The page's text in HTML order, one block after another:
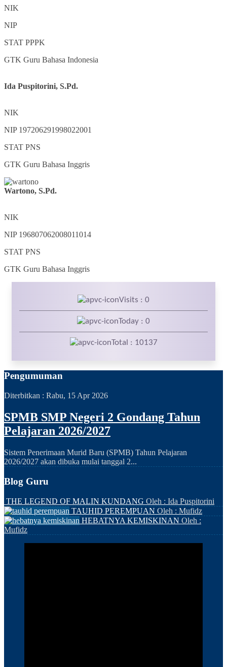
NIK
NIP
STAT PPPK
GTK Guru Bahasa Indonesia
Ida Puspitorini, S.Pd.
NIK
NIP 197206291998022001
STAT PNS
GTK Guru Bahasa Inggris
Wartono, S.Pd.
NIK
NIP 196807062008011014
STAT PNS
GTK Guru Bahasa Inggris
Visits : 0
Today : 0
Total : 10137
Pengumuman
Diterbitkan : Rabu, 15 Apr 2026
SPMB SMP Negeri 2 Gondang Tahun
Pelajaran 2026/2027
Sistem Penerimaan Murid Baru (SPMB) Tahun Pelajaran
2026/2027 akan dibuka mulai tanggal 2...
Blog Guru
THE LEGEND OF MALIN KUNDANG Oleh : Ida Puspitorini
TAUHID PEREMPUAN Oleh : Mufidz
HEBATNYA KEMISKINAN Oleh :
Mufidz